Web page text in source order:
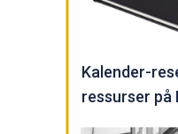
Kalender-
ressurser på